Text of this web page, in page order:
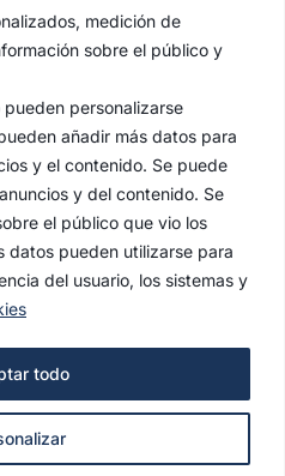
medición de
sobre el público y
personalizarse
añadir más datos para
y el contenido. Se puede
y del contenido. Se
el público que vio los
datos pueden utilizarse para
del usuario, los sistemas y
todo
LEGAL
PRIVACIDAD
DE COOKIES